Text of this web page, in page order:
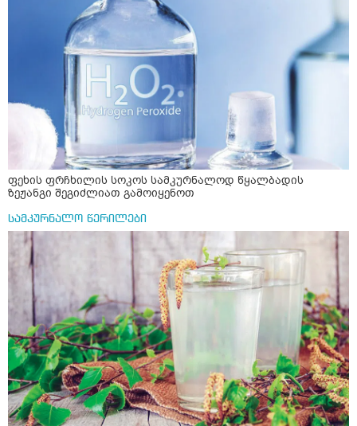
ფეხის ფრჩხილის სოკოს სამკურნალოდ წყალბადის
ზეჟანგი შეგიძლიათ გამოიყენოთ
სამკურნალო წერილები